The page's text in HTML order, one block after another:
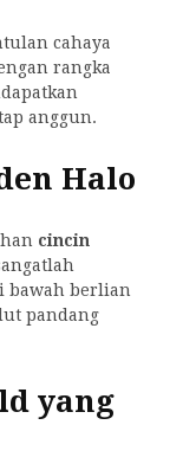
cahaya
rangka
anggun.
Halo
cincin
bawah berlian
pandang
yang